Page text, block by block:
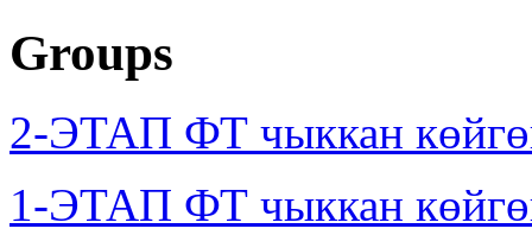
Groups
2-ЭТАП ФТ чыккан
1-ЭТАП ФТ чыккан